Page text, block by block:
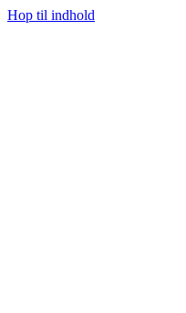
Hop til indhold